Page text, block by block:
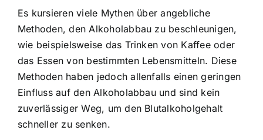
Es kursieren viele Mythen über angebliche
Methoden, den Alkoholabbau zu beschleunigen,
wie beispielsweise das Trinken von Kaffee oder
das Essen von bestimmten Lebensmitteln. Diese
Methoden haben jedoch allenfalls einen geringen
Einfluss auf den Alkoholabbau und sind kein
zuverlässiger Weg, um den Blutalkoholgehalt
schneller zu senken.